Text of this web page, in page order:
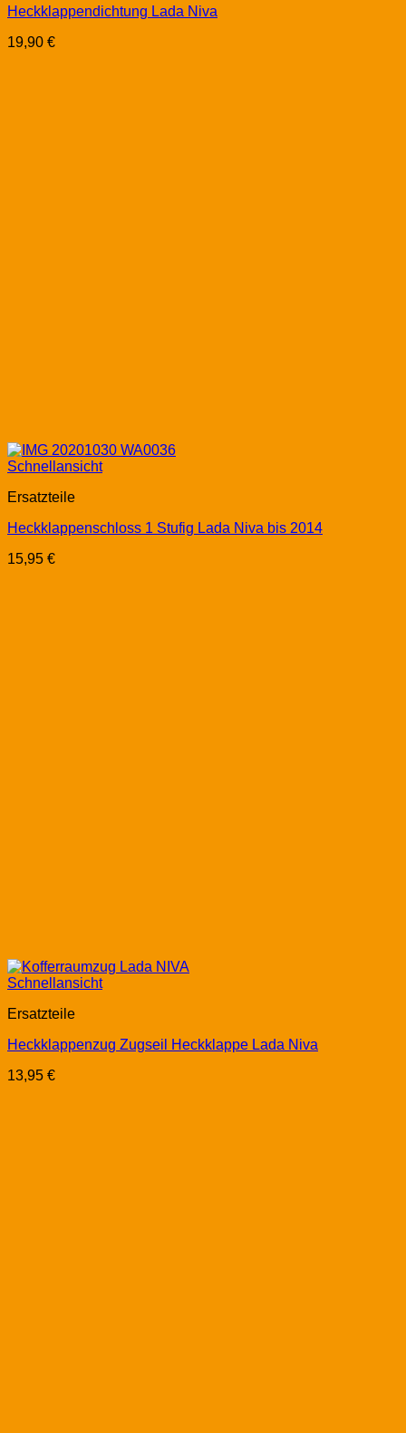
Heckklappendichtung Lada Niva
19,90 €
Schnellansicht
Ersatzteile
Heckklappenschloss 1 Stufig Lada Niva bis 2014
15,95 €
Schnellansicht
Ersatzteile
Heckklappenzug Zugseil Heckklappe Lada Niva
13,95 €